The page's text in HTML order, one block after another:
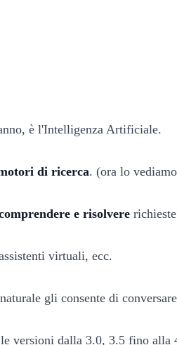
è l'Intelligenza Artificiale.
di ricerca. (ora lo
e risolvere
virtuali, ecc.
gli consente di
versioni dalla 3.0, 3.5 fino